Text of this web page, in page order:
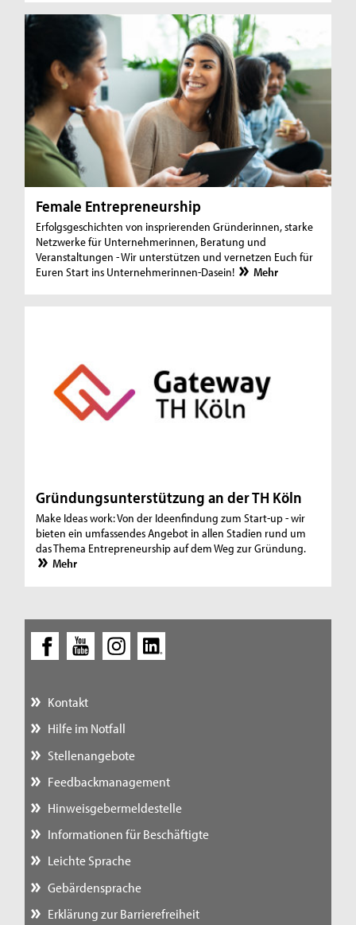
Female Entrepreneurship
Erfolgsgeschichten von insprierenden Gründerinnen, starke
Netzwerke für Unternehmerinnen, Beratung und
Veranstaltungen - Wir unterstützen und vernetzen Euch für
Euren Start ins Unternehmerinnen-Dasein!
Mehr
Gründungsunterstützung an der TH Köln
Make Ideas work: Von der Ideenfindung zum Start-up - wir
bieten ein umfassendes Angebot in allen Stadien rund um
das Thema Entrepreneurship auf dem Weg zur Gründung.
Mehr
Kontakt
Hilfe im Notfall
Stellenangebote
Feedbackmanagement
Hinweisgebermeldestelle
Informationen für Beschäftigte
Leichte Sprache
Gebärdensprache
Erklärung zur Barrierefreiheit